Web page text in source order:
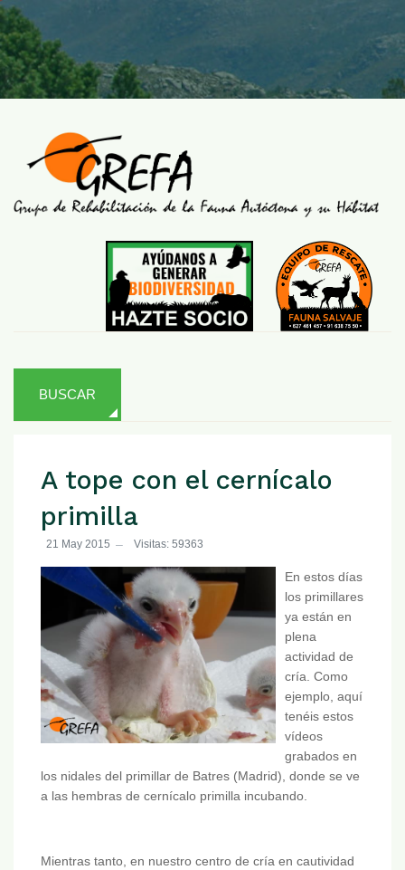
BUSCAR
A tope con el cernícalo
primilla
21 May 2015 Visitas: 59363
En estos días
los primillares
ya están en
plena
actividad de
cría. Como
ejemplo, aquí
tenéis estos
vídeos
grabados en
los nidales del primillar de Batres (Madrid), donde se ve
a las hembras de cernícalo primilla incubando.
Mientras tanto, en nuestro centro de cría en cautividad